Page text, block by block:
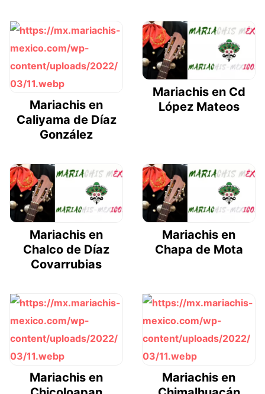
Mariachis en
Caliyama de Díaz
González
Mariachis en Cd
López Mateos
Mariachis en
Chalco de Díaz
Covarrubias
Mariachis en
Chapa de Mota
Mariachis en
Mariachis en